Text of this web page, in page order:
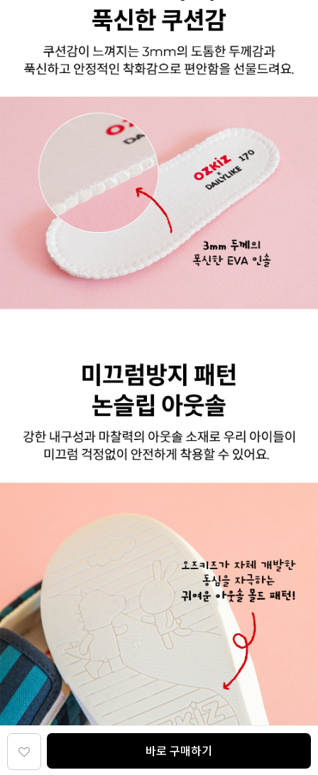
바로 구매하기